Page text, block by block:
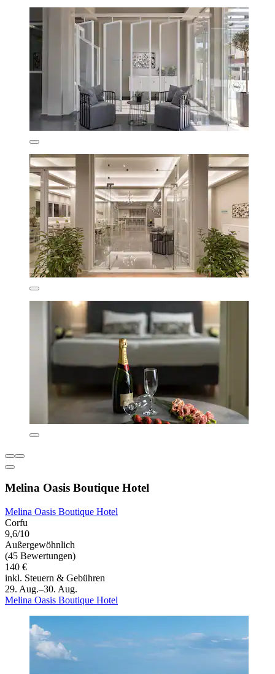
Melina Oasis Boutique Hotel
Melina Oasis Boutique Hotel
Corfu
9,6/10
Außergewöhnlich
(45 Bewertungen)
140 €
inkl. Steuern & Gebühren
29. Aug.–30. Aug.
Melina Oasis Boutique Hotel